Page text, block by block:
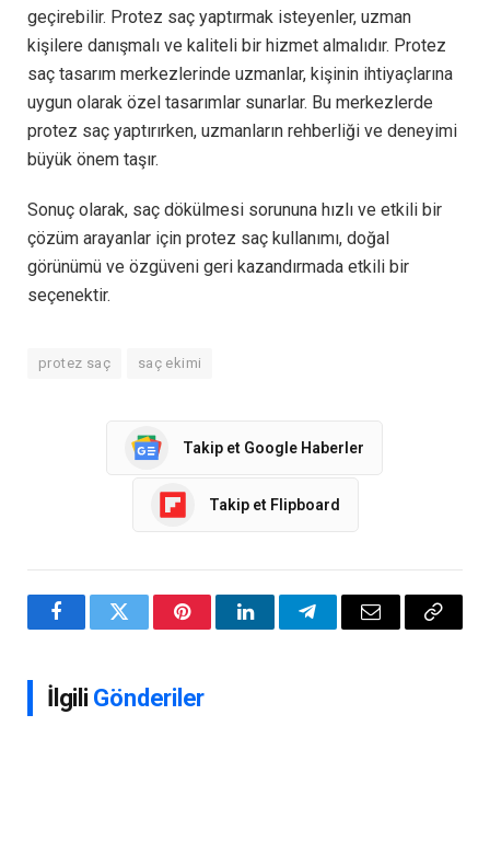
geçirebilir. Protez saç yaptırmak isteyenler, uzman
kişilere danışmalı ve kaliteli bir hizmet almalıdır. Protez
saç tasarım merkezlerinde uzmanlar, kişinin ihtiyaçlarına
uygun olarak özel tasarımlar sunarlar. Bu merkezlerde
protez saç yaptırırken, uzmanların rehberliği ve deneyimi
büyük önem taşır.
Sonuç olarak, saç dökülmesi sorununa hızlı ve etkili bir
çözüm arayanlar için protez saç kullanımı, doğal
görünümü ve özgüveni geri kazandırmada etkili bir
seçenektir.
protez saç saç ekimi
Takip et Google Haberler
Takip et Flipboard
FacebookTwitter PinterestLinkedInTelegram
E-
İlgili Gönderiler